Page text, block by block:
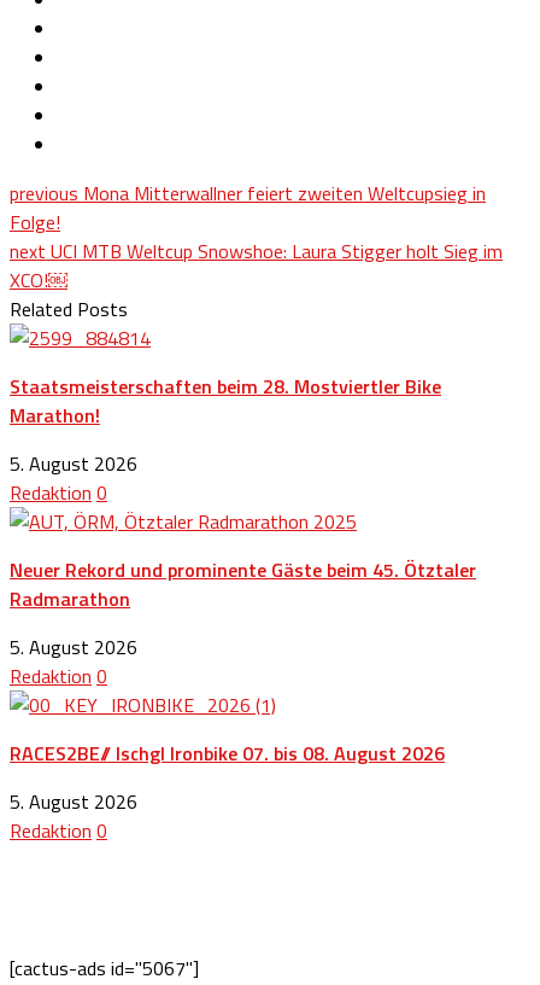
previous Mona Mitterwallner feiert zweiten Weltcupsieg in
Folge!
next UCI MTB Weltcup Snowshoe: Laura Stigger holt Sieg im
XCO!￼
Related Posts
Staatsmeisterschaften beim 28. Mostviertler Bike
Marathon!
5. August 2026
Redaktion 0
Neuer Rekord und prominente Gäste beim 45. Ötztaler
Radmarathon
5. August 2026
Redaktion 0
RACES2BE// Ischgl Ironbike 07. bis 08. August 2026
5. August 2026
Redaktion 0
[cactus-ads id="5067"]